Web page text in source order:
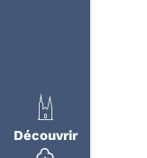
Découvrir